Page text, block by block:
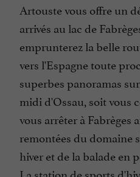
Artouste vous offre un
arrivés au lac de
emprunterez la belle
vers l'Espagne toute
superbes panoramas
midi d'Ossau, soit vous
vous arrêter à Fabrèges
remontées du domaine
hiver et de la balade en